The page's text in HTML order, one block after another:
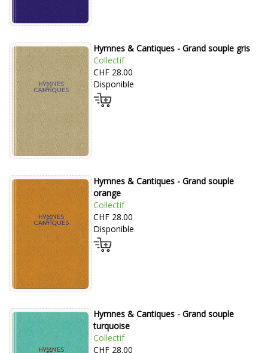
Hymnes & Cantiques - Grand souple gris
Collectif
CHF 28.00
Disponible
Hymnes & Cantiques - Grand souple
orange
Collectif
CHF 28.00
Disponible
Hymnes & Cantiques - Grand souple
turquoise
Collectif
CHF 28.00